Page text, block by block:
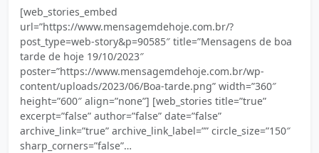
[web_stories_embed
url=”https://www.mensagemdehoje.com.br/?
post_type=web-story&p=90585″ title=”Mensagens de boa
tarde de hoje 19/10/2023″
poster=”https://www.mensagemdehoje.com.br/wp-
content/uploads/2023/06/Boa-tarde.png” width=”360″
height=”600″ align=”none”] [web_stories title=”true”
excerpt=”false” author=”false” date=”false”
archive_link=”true” archive_link_label=”” circle_size=”150″
sharp_corners=”false”…